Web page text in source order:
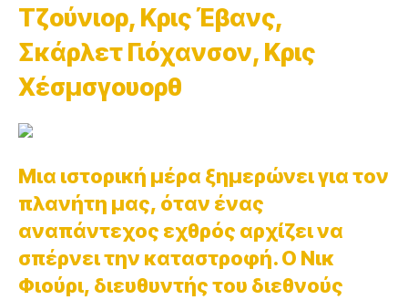
Τζούνιορ, Κρις Έβανς,
Σκάρλετ Γιόχανσον, Κρις
Χέσμσγουορθ
Μια ιστορική μέρα ξημερώνει για τον
πλανήτη μας, όταν ένας
αναπάντεχος εχθρός αρχίζει να
σπέρνει την καταστροφή. Ο Νικ
Φιούρι, διευθυντής του διεθνούς